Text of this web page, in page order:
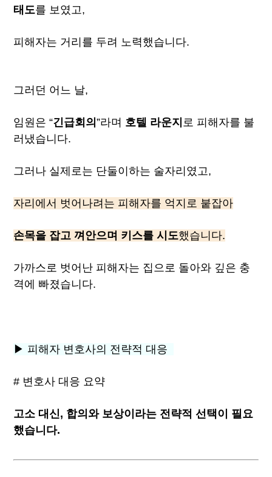
태도를 보였고,
피해자는 거리를 두려 노력했습니다.
그러던 어느 날,
임원은 “긴급회의”라며 호텔 라운지 로 피해자를 불
러냈습니다.
그러나 실제로는 단둘이하는 술자리였고,
자리에서 벗어나려는 피해자를 억지로 붙잡아
손목을 잡고 껴안으며 키스를 시도했습니다.
가까스로 벗어난 피해자는 집으로 돌아와 깊은 충
격에 빠졌습니다.
▶ 피해자 변호사의 전략적 대응
# 변호사 대응 요약
고소 대신, 합의와 보상이라는 전략적 선택이 필요
했습니다.